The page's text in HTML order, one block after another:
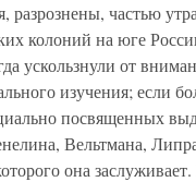
частью
колоний на юге
ускользнули от
изучения; если
посвященных
Вельтмана,
она